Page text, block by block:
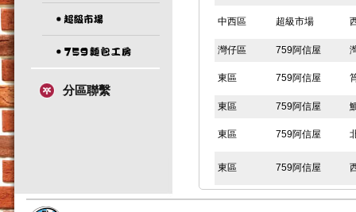
分區聯繫
中西區 超級市場
灣仔區 759阿信屋
東區 759阿信屋
東區 759阿信屋
東區 759阿信屋
東區 759阿信屋